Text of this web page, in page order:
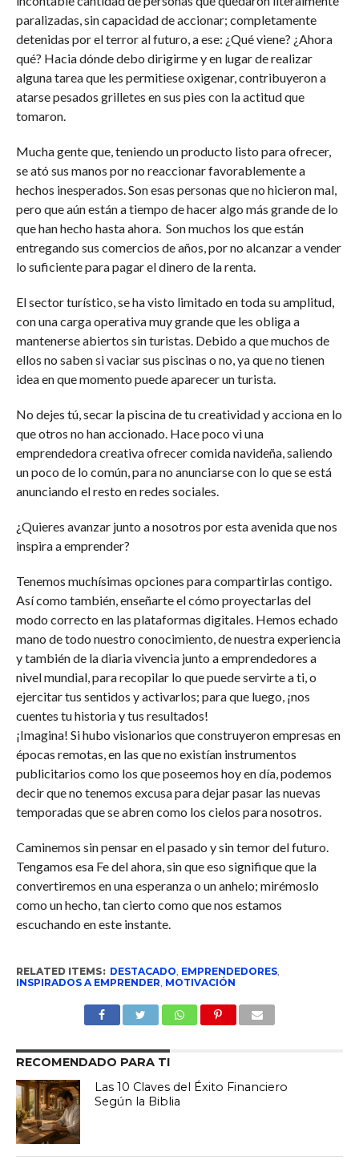
paralizadas, sin capacidad de accionar; completamente
detenidas por el terror al futuro, a ese: ¿Qué viene? ¿Ahora
qué? Hacia dónde debo dirigirme y en lugar de realizar
alguna tarea que les permitiese oxigenar, contribuyeron a
atarse pesados grilletes en sus pies con la actitud que
tomaron.
Mucha gente que, teniendo un producto listo para ofrecer,
se ató sus manos por no reaccionar favorablemente a
hechos inesperados. Son esas personas que no hicieron mal,
pero que aún están a tiempo de hacer algo más grande de lo
que han hecho hasta ahora. Son muchos los que están
entregando sus comercios de años, por no alcanzar a vender
lo suficiente para pagar el dinero de la renta.
El sector turístico, se ha visto limitado en toda su amplitud,
con una carga operativa muy grande que les obliga a
mantenerse abiertos sin turistas. Debido a que muchos de
ellos no saben si vaciar sus piscinas o no, ya que no tienen
idea en que momento puede aparecer un turista.
No dejes tú, secar la piscina de tu creatividad y acciona en lo
que otros no han accionado. Hace poco vi una
emprendedora creativa ofrecer comida navideña, saliendo
un poco de lo común, para no anunciarse con lo que se está
anunciando el resto en redes sociales.
¿Quieres avanzar junto a nosotros por esta avenida que nos
inspira a emprender?
Tenemos muchísimas opciones para compartirlas contigo.
Así como también, enseñarte el cómo proyectarlas del
modo correcto en las plataformas digitales. Hemos echado
mano de todo nuestro conocimiento, de nuestra experiencia
y también de la diaria vivencia junto a emprendedores a
nivel mundial, para recopilar lo que puede servirte a ti, o
ejercitar tus sentidos y activarlos; para que luego, ¡nos
cuentes tu historia y tus resultados!
¡Imagina! Si hubo visionarios que construyeron empresas en
épocas remotas, en las que no existían instrumentos
publicitarios como los que poseemos hoy en día, podemos
decir que no tenemos excusa para dejar pasar las nuevas
temporadas que se abren como los cielos para nosotros.
Caminemos sin pensar en el pasado y sin temor del futuro.
Tengamos esa Fe del ahora, sin que eso signifique que la
convertiremos en una esperanza o un anhelo; mirémoslo
como un hecho, tan cierto como que nos estamos
escuchando en este instante.
RELATED ITEMS: DESTACADO EMPRENDEDORES,
INSPIRADOS A EMPRENDER MOTIVACIÓN
RECOMENDADO PARA TI
Las 10 Claves del Éxito Financiero
Según la Biblia